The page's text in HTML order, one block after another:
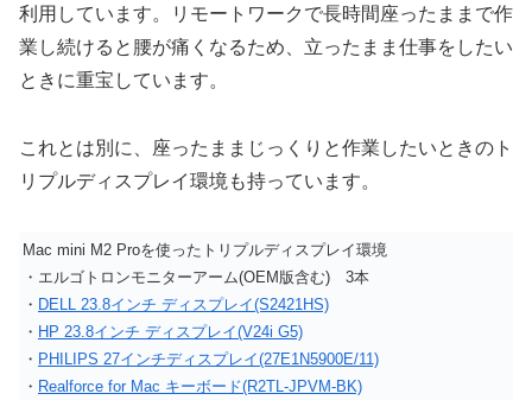
利用しています。リモートワークで長時間座ったままで作
業し続けると腰が痛くなるため、立ったまま仕事をしたい
ときに重宝しています。
これとは別に、座ったままじっくりと作業したいときのト
リプルディスプレイ環境も持っています。
Mac mini M2 Proを使ったトリプルディスプレイ環境
・エルゴトロンモニターアーム(OEM版含む) 3本
・ DELL 23.8インチ ディスプレイ(S2421HS)
・ HP 23.8インチ ディスプレイ(V24i G5)
・ PHILIPS 27インチディスプレイ(27E1N5900E/11)
・ Realforce for Mac キーボード(R2TL-JPVM-BK)